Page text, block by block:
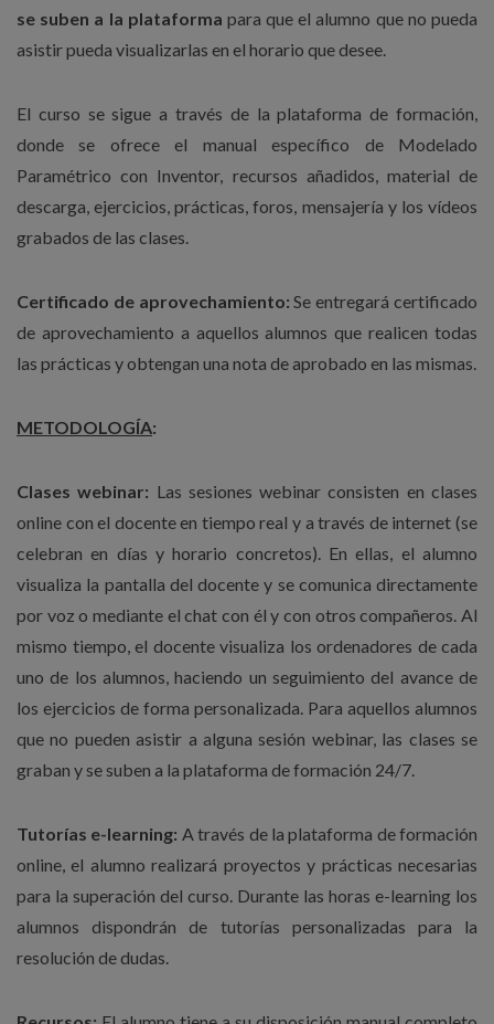
se suben a la plataforma para que el alumno que no pueda
asistir pueda visualizarlas en el horario que desee.
El curso se sigue a través de la plataforma de formación,
donde se ofrece el manual específico de Modelado
Paramétrico con Inventor, recursos añadidos, material de
descarga, ejercicios, prácticas, foros, mensajería y los vídeos
grabados de las clases.
Certificado de aprovechamiento: Se entregará certificado
de aprovechamiento a aquellos alumnos que realicen todas
las prácticas y obtengan una nota de aprobado en las mismas.
METODOLOGÍA:
Clases webinar: Las sesiones webinar consisten en clases
online con el docente en tiempo real y a través de internet (se
celebran en días y horario concretos). En ellas, el alumno
visualiza la pantalla del docente y se comunica directamente
por voz o mediante el chat con él y con otros compañeros. Al
mismo tiempo, el docente visualiza los ordenadores de cada
uno de los alumnos, haciendo un seguimiento del avance de
los ejercicios de forma personalizada. Para aquellos alumnos
que no pueden asistir a alguna sesión webinar, las clases se
graban y se suben a la plataforma de formación 24/7.
Tutorías e-learning: A través de la plataforma de formación
online, el alumno realizará proyectos y prácticas necesarias
para la superación del curso. Durante las horas e-learning los
alumnos dispondrán de tutorías personalizadas para la
resolución de dudas.